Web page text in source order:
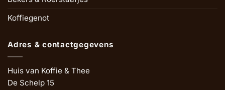
Koffiegenot
Adres & contactgegevens
Huis van Koffie & Thee
De Schelp 15